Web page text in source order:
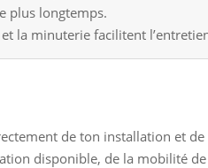
plus longtemps.
la minuterie facilitent
de ton installation et
disponible, de la mobilité